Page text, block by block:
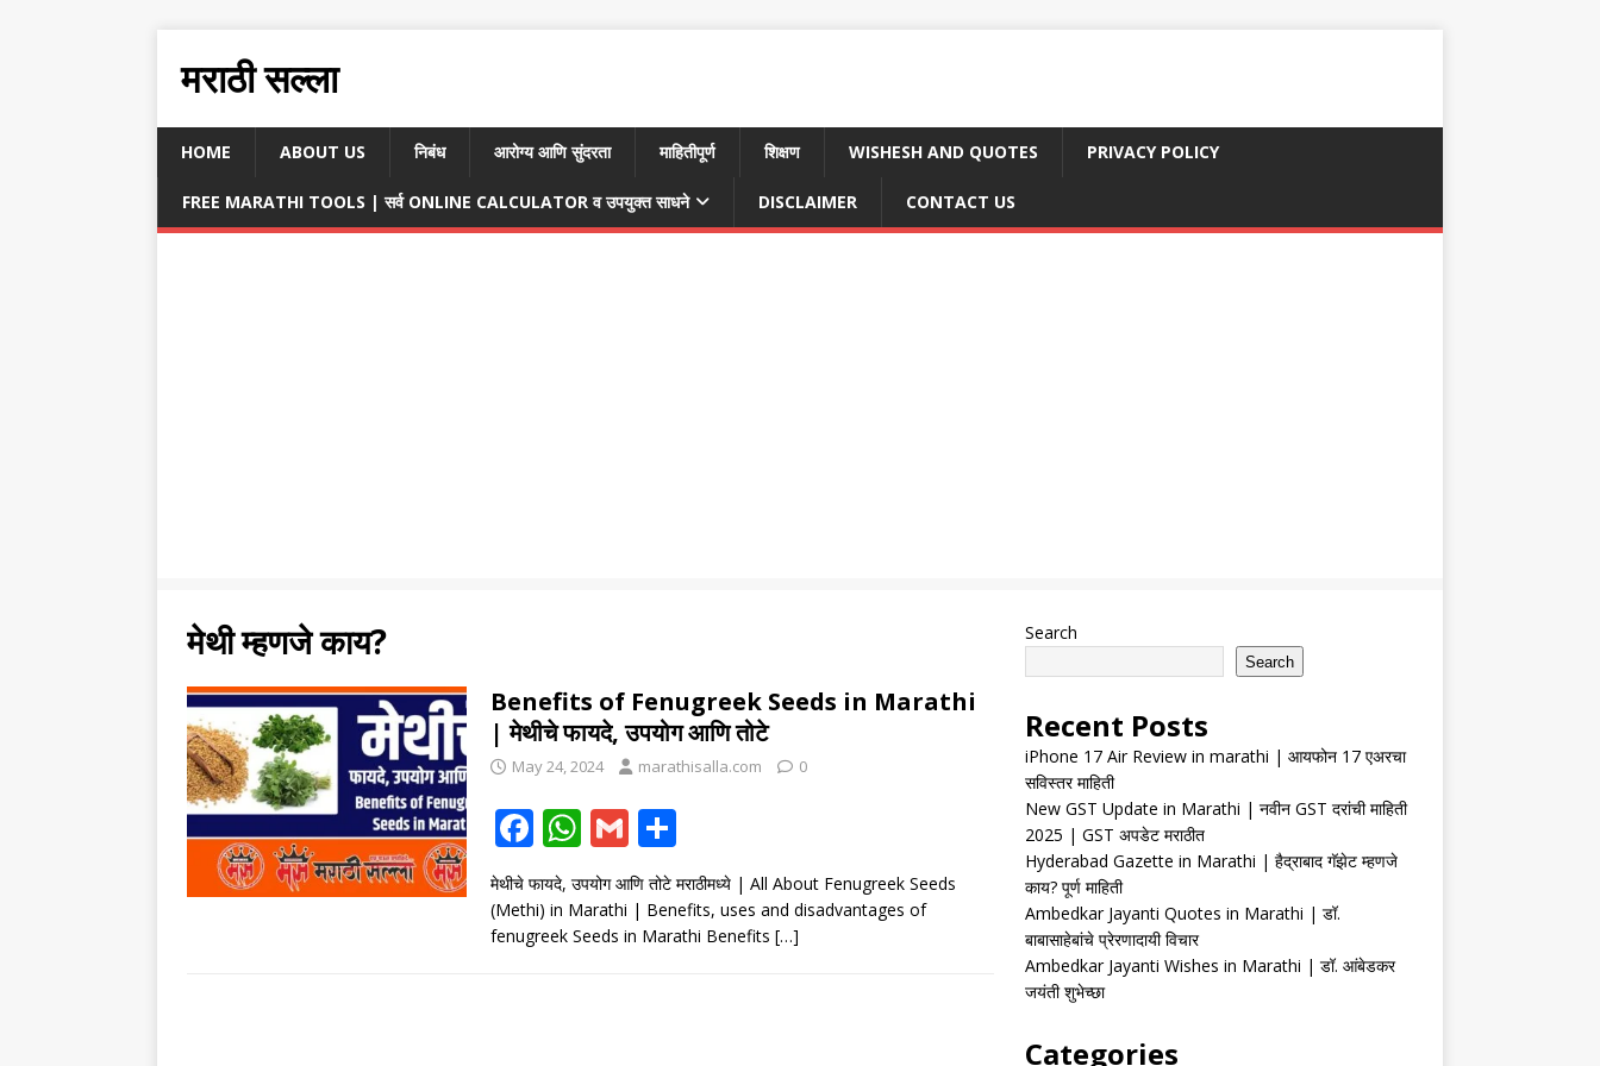
मराठी सल्ला
HOME ABOUT US निबंध आरोग्य आणि सुंदरता माहितीपूर्ण शिक्षण WISHESH AND QUOTES PRIVACY POLICY
FREE MARATHI TOOLS | सर्व ONLINE CALCULATOR व उपयुक्त साधने DISCLAIMER CONTACT US
मेथी म्हणजे काय?
Benefits of Fenugreek Seeds in Marathi
| मेथीचे फायदे, उपयोग आणि तोटे
May 24, 2024 marathisalla.com 0
F
ac
e
b
W
h
at
s
G
m
ai
l
h
ar
e
मेथीचे फायदे, उपयोग आणि तोटे मराठीमध्ये | All About Fenugreek Seeds
(Methi) in Marathi | Benefits, uses and disadvantages of
fenugreek Seeds in Marathi Benefits […]
Search
Search
Recent Posts
iPhone 17 Air Review in marathi | आयफोन 17 एअरचा
सविस्तर माहिती
New GST Update in Marathi | नवीन GST दरांची माहिती
2025 | GST अपडेट मराठीत
Hyderabad Gazette in Marathi | हैद्राबाद गॅझेट म्हणजे
काय? पूर्ण माहिती
Ambedkar Jayanti Quotes in Marathi | डॉ.
बाबासाहेबांचे प्रेरणादायी विचार
Ambedkar Jayanti Wishes in Marathi | डॉ. आंबेडकर
जयंती शुभेच्छा
Categories